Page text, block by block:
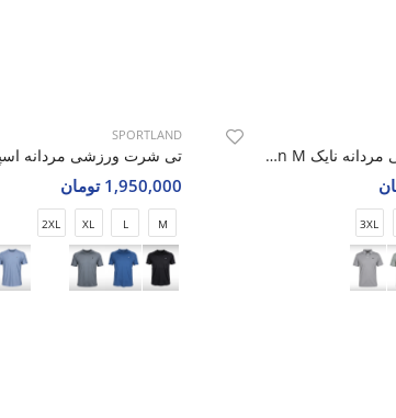
تی شرت ورزشی مردانه نایک Nike Alpha Motion M
3XL
SPORTLAND
1,950,000 تومان
M
L
XL
2XL